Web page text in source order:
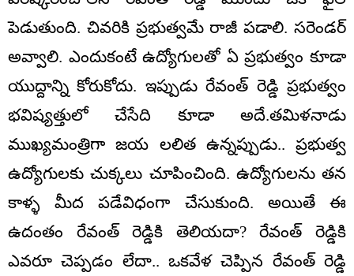
పెడుతుంది. చివరికి ప్రభుత్వమే రాజీ పడాలి. సరెండర్
అవ్వాలి. ఎందుకంటే ఉద్యోగులతో ఏ ప్రభుత్వం కూడా
యుద్దాన్ని కోరుకోదు. ఇప్పుడు రేవంత్ రెడ్డి ప్రభుత్వం
భవిష్యత్తులో చేసేది కూడా అదే.తమిళనాడు
ముఖ్యమంత్రిగా జయ లలిత ఉన్నప్పుడు.. ప్రభుత్వ
ఉద్యోగులకు చుక్కలు చూపించింది. ఉద్యోగులను తన
కాళ్ళ మీద పడేవిధంగా చేసుకుంది. అయితే ఈ
ఉదంతం రేవంత్ రెడ్డికి తెలియదా? రేవంత్ రెడ్డికి
ఎవరూ చెప్పడం లేదా.. ఒకవేళ చెప్పిన రేవంత్ రెడ్డి